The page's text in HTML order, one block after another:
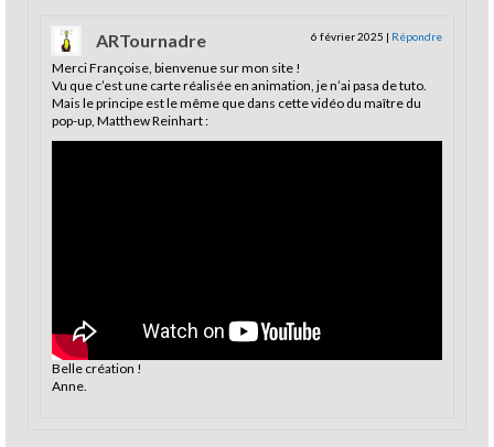
ARTournadre 6 février 2025 | Répondre
Merci Françoise, bienvenue sur mon site !
Vu que c’est une carte réalisée en animation, je n’ai pasa de tuto.
Mais le principe est le même que dans cette vidéo du maître du
pop-up, Matthew Reinhart :
Belle création !
Anne.